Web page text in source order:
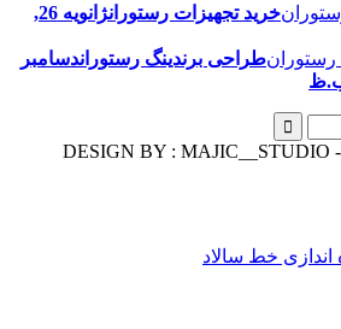
خرید تجهیزات رستوران
ژانویه 26,
طراحی برندینگ رستوران دسامبر
DESIGN BY :
اندازی خط سالاد